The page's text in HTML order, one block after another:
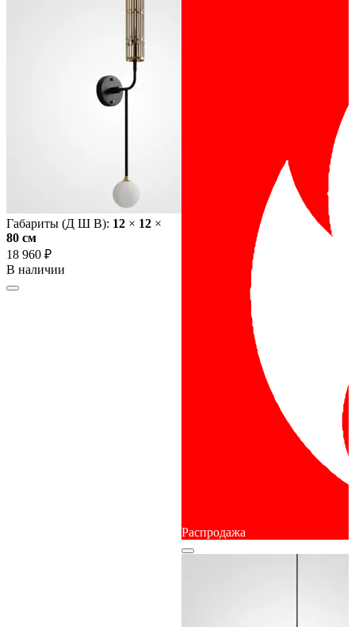
Габариты (Д Ш В): 12 × 12 ×
80 cм
18 960 ₽
В наличии
Распродажа